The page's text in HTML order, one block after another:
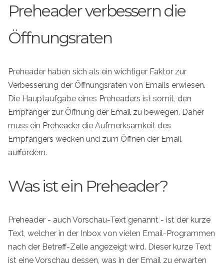
Preheader verbessern die
Öffnungsraten
Preheader haben sich als ein wichtiger Faktor zur
Verbesserung der Öffnungsraten von Emails erwiesen.
Die Hauptaufgabe eines Preheaders ist somit, den
Empfänger zur Öffnung der Email zu bewegen. Daher
muss ein Preheader die Aufmerksamkeit des
Empfängers wecken und zum Öffnen der Email
auffordern.
Was ist ein Preheader?
Preheader - auch Vorschau-Text genannt - ist der kurze
Text, welcher in der Inbox von vielen Email-Programmen
nach der Betreff-Zeile angezeigt wird. Dieser kurze Text
ist eine Vorschau dessen, was in der Email zu erwarten